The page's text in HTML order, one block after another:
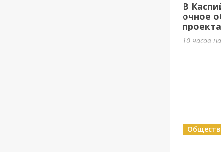
В
очное
10 часов